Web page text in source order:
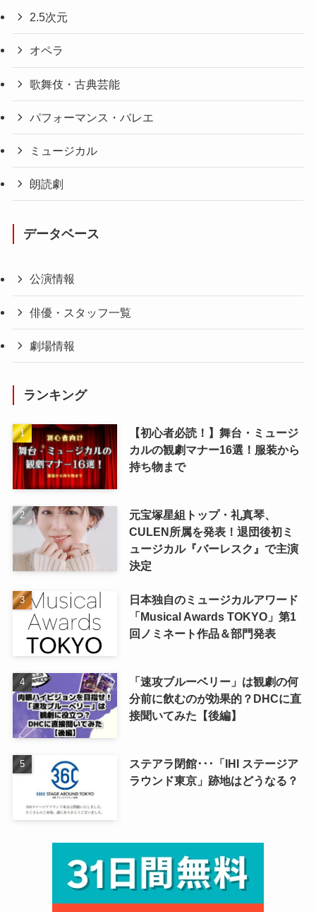
2.5次元
オペラ
歌舞伎・古典芸能
パフォーマンス・バレエ
ミュージカル
朗読劇
データベース
公演情報
俳優・スタッフ一覧
劇場情報
ランキング
【初心者必読！】舞台・ミュージ
カルの観劇マナー16選！服装から
持ち物まで
元宝塚星組トップ・礼真琴、
CULEN所属を発表！退団後初ミ
ュージカル『バーレスク』で主演
決定
日本独自のミュージカルアワード
「Musical Awards TOKYO」第1
回ノミネート作品＆部門発表
「速攻ブルーベリー」は観劇の何
分前に飲むのが効果的？DHCに直
接聞いてみた【後編】
ステアラ閉館･･･「IHI ステージア
ラウンド東京」跡地はどうなる？